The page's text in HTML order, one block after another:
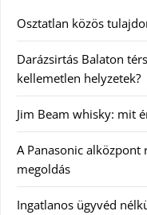
Osztatlan közös
Darázsirtás Balaton
kellemetlen helyzetek?
Jim Beam whisky: mit
A Panasonic
megoldás
Ingatlanos ügyvéd